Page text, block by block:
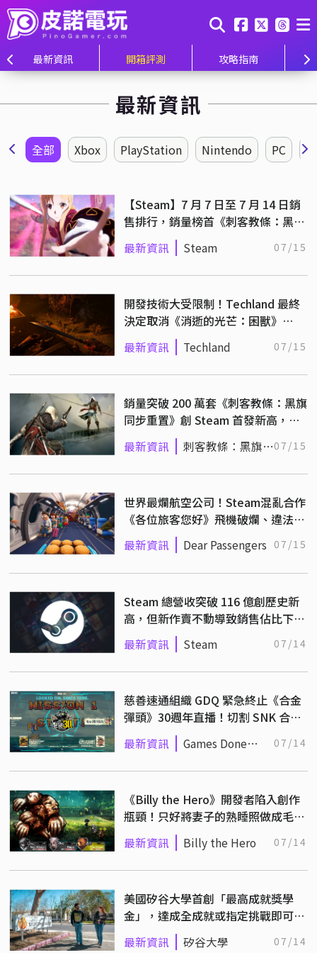
最新資訊 開箱評測 攻略指南
最新資訊
全部 Xbox PlayStation Nintendo PC
【Steam】7 月 7 日至 7 月 14 日銷
售排行，銷量榜首《刺客教條：黑旗
同步重置》
最新資訊 Steam 07/15
開發技術大受限制！Techland 最終
決定取消《消逝的光芒：困獸》
PS4、Xbox One 發售計畫！
最新資訊 Techland 07/15
銷量突破 200 萬套《刺客教條：黑旗
同步重置》創 Steam 首發新高，單
日 DLC 營收破百萬美元
最新資訊
刺客教條：黑旗同07/15
世界最爛航空公司！Steam混亂合作
《各位旅客您好》飛機破爛、違法運
貨，旅客安全只排第三
最新資訊 Dear Passengers 07/15
Steam 總營收突破 116 億創歷史新
高，但新作賣不動導致銷售佔比下滑
至 21%！
最新資訊 Steam 07/14
慈善速通組織 GDQ 緊急終止《合金
彈頭》30週年直播！切割 SNK 合作
並願承擔全部責任！
最新資訊
Games Done
07/14
《Billy the Hero》開發者陷入創作
瓶頸！只好將妻子的熟睡照做成毛骨
悚然的 BOSS！
最新資訊 Billy the Hero 07/14
美國矽谷大學首創「最高成就獎學
金」，達成全成就或指定挑戰即可獲
1.5 萬美元學費資助
最新資訊 矽谷大學 07/14